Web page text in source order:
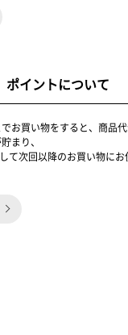
ポイントについて
お買い物をすると、商品
まり、
て次回以降のお買い物に